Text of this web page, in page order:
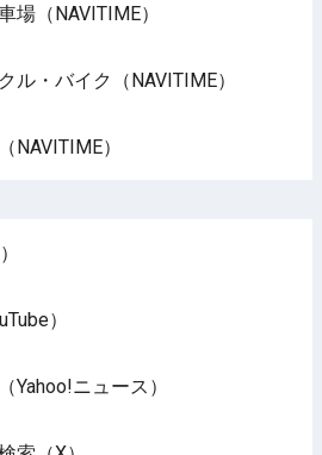
場（NAVITIME）
ル・バイク（NAVITIME）
NAVITIME）
）
Yahoo!ニュース）